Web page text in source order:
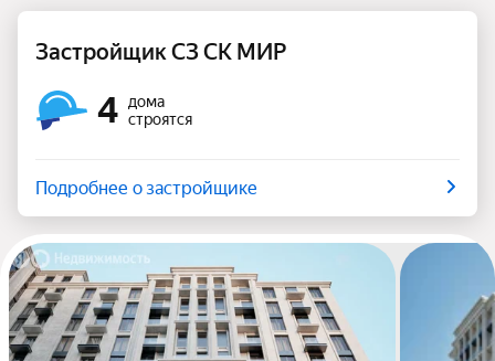
Застройщик СЗ СК МИР
4
дома
строятся
Подробнее о застройщике